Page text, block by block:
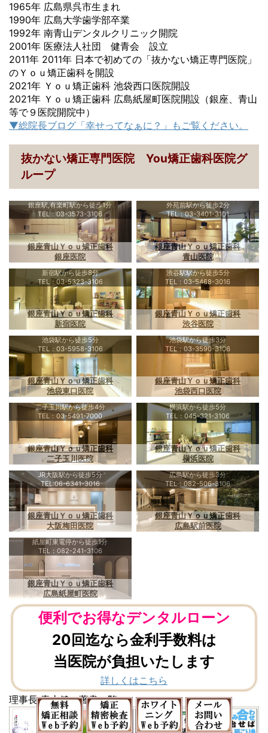
1965年 広島県呉市生まれ
1990年 広島大学歯学部卒業
1992年 南青山デンタルクリニック開院
2001年 医療法人社団 健青会 設立
2011年 2011年 日本で初めての「抜かない矯正専門医院」
のＹｏｕ矯正歯科を開設
2021年 Ｙｏｕ矯正歯科 池袋西口医院開設
2021年 Ｙｏｕ矯正歯科 広島紙屋町医院開設（銀座、青山
等で９医院開院中）
▼総院長ブログ「幸せってなぁに？」もご覧ください。
抜かない矯正専門医院 You矯正歯科医院グ
ループ
銀座駅,有楽町駅から徒歩1分
TEL：03-3573-3106
銀座青山Ｙｏｕ矯正歯科
銀座医院
外苑前駅から徒歩2分
TEL：03-3401-3101
銀座青山Ｙｏｕ矯正歯科
青山医院
新宿駅から徒歩8分
TEL：03-5323-3106
銀座青山Ｙｏｕ矯正歯科
新宿医院
渋谷駅駅から徒歩5分
TEL：03-5468-3016
銀座青山Ｙｏｕ矯正歯科
渋谷医院
池袋駅から徒歩5分
TEL：03-5958-3106
銀座青山Ｙｏｕ矯正歯科
池袋東口医院
池袋駅から徒歩3分
TEL：03-3590-3106
銀座青山Ｙｏｕ矯正歯科
池袋西口医院
二子玉川駅から徒歩4分
TEL：03-5491-7000
銀座青山Ｙｏｕ矯正歯科
二子玉川医院
横浜駅から徒歩5分
TEL：045-321-3106
銀座青山Ｙｏｕ矯正歯科
横浜医院
JR大阪駅から徒歩5分
TEL:06-6341-3016
銀座青山Ｙｏｕ矯正歯科
大阪梅田医院
広島駅から徒歩3分
TEL：082-506-3106
銀座青山Ｙｏｕ矯正歯科
広島駅前医院
紙屋町東電停から徒歩1分
TEL：082-241-3106
銀座青山Ｙｏｕ矯正歯科
広島紙屋町医院
便利でお得なデンタルローン
20回迄なら金利手数料は
当医院が負担いたします
詳しくはこちら
理事長 青山健一著書一覧